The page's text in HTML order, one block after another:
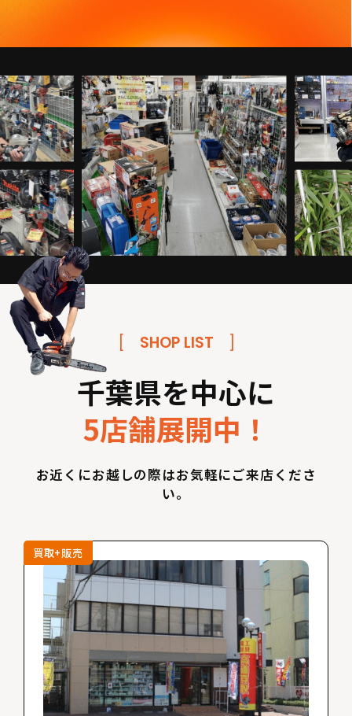
[ SHOP LIST ]
千葉県を中心に
5店舗展開中！
お近くにお越しの際はお気軽にご来店くださ
い。
買取+販売